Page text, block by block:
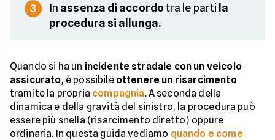
3 In assenza di accordotra le parti la
procedura si allunga.
Quando si ha un incidente stradale con un veicolo
assicurato, è possibile ottenere un risarcimento
tramite la propria compagnia. A seconda della
dinamica e della gravità del sinistro, la procedura può
essere più snella (risarcimento diretto) oppure
ordinaria. In questa guida vediamo quando e come